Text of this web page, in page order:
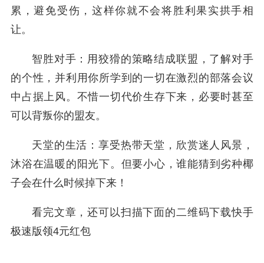
累，避免受伤，这样你就不会将胜利果实拱手相
让。
智胜对手：用狡猾的策略结成联盟，了解对手
的个性，并利用你所学到的一切在激烈的部落会议
中占据上风。不惜一切代价生存下来，必要时甚至
可以背叛你的盟友。
天堂的生活：享受热带天堂，欣赏迷人风景，
沐浴在温暖的阳光下。但要小心，谁能猜到劣种椰
子会在什么时候掉下来！
看完文章，还可以扫描下面的二维码下载快手
极速版领4元红包